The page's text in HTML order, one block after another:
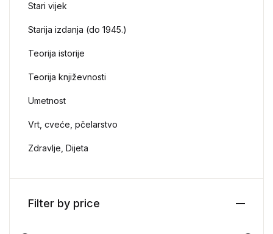
Stari vijek
Starija izdanja (do 1945.)
Teorija istorije
Teorija književnosti
Umetnost
Vrt, cveće, pčelarstvo
Zdravlje, Dijeta
Filter by price